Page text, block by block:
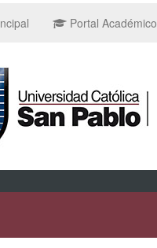
Portal Académico